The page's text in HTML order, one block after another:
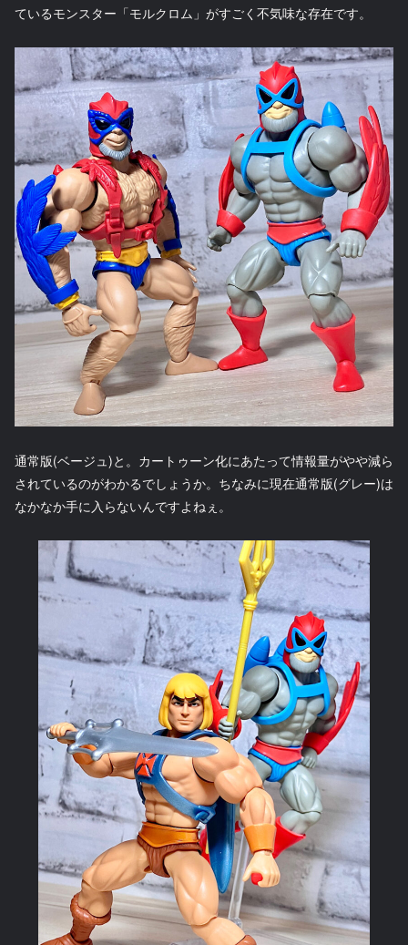
ているモンスター「モルクロム」がすごく不気味な存在です。
通常版(ベージュ)と。カートゥーン化にあたって情報量がやや減ら
されているのがわかるでしょうか。ちなみに現在通常版(グレー)は
なかなか手に入らないんですよねぇ。